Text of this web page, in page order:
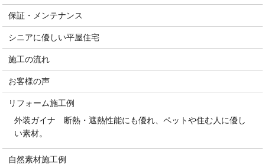
保証・メンテナンス
シニアに優しい平屋住宅
施工の流れ
お客様の声
リフォーム施工例
外装ガイナ 断熱・遮熱性能にも優れ、ペットや住む人に優し
い素材。
自然素材施工例